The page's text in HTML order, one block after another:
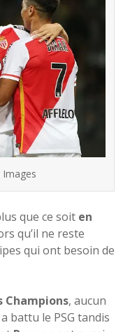
Images
que ce soit en
qu’il ne reste
qui ont besoin de
Champions, aucun
a battu le PSG tandis